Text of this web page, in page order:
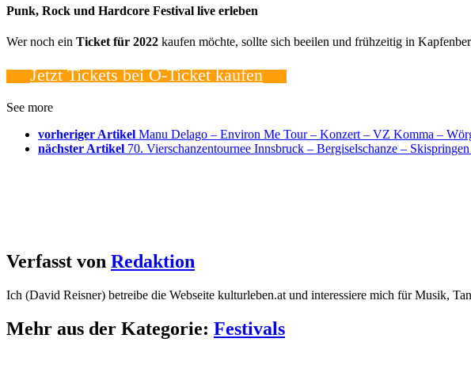
Punk, Rock und Hardcore Festival live erleben
Wer noch ein Ticket für 2022 kaufen möchte, sollte sich beeilen und frühzeitig in
Jetzt Tickets bei Ö-Ticket kaufen
See more
vorheriger Artikel Manu Delago – Environ Me Tour – Konzert – VZ Komma –
nächster Artikel 70. Vierschanzentournee Innsbruck – Bergiselschanze –
Verfasst von Redaktion
Ich (David Reisner) betreibe die Webseite kulturleben.at und interessiere mich für Musik,
Mehr aus der Kategorie: Festivals